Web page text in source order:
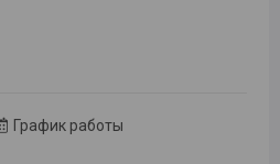
График работы